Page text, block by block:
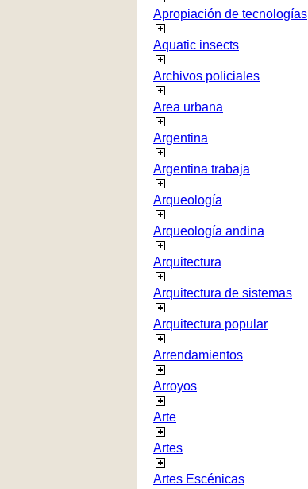
Apropiación de tecnologías
Aquatic insects
Archivos policiales
Area urbana
Argentina
Argentina trabaja
Arqueología
Arqueología andina
Arquitectura
Arquitectura de sistemas
Arquitectura popular
Arrendamientos
Arroyos
Arte
Artes
Artes Escénicas